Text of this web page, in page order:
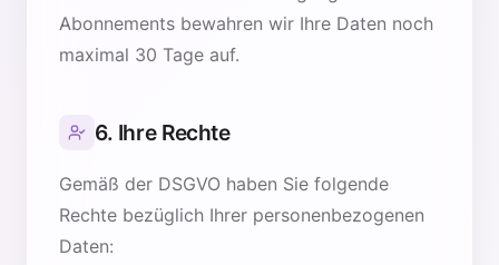
Abonnements bewahren wir Ihre Daten noch
maximal 30 Tage auf.
6. Ihre Rechte
Gemäß der DSGVO haben Sie folgende
Rechte bezüglich Ihrer personenbezogenen
Daten: